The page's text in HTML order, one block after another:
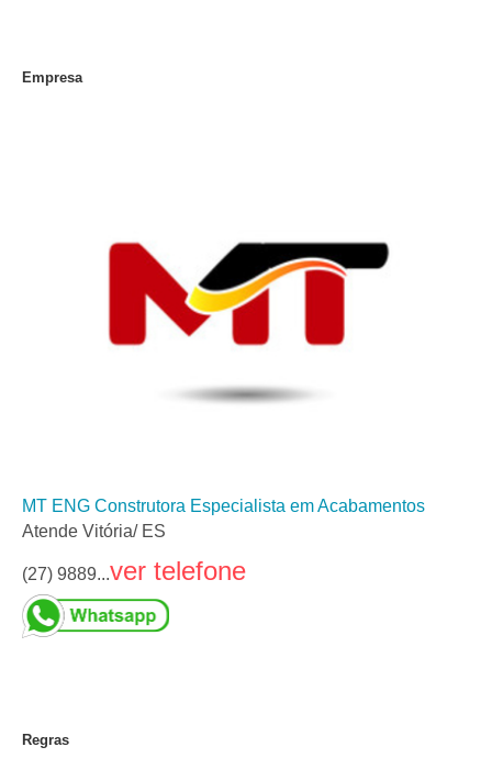
Empresa
MT ENG Construtora Especialista em Acabamentos
Atende Vitória/ ES
(27) 9889...ver telefone
Regras